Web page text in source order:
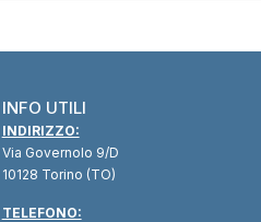
INFO UTILI
INDIRIZZO:
Via Governolo 9/D
10128 Torino (TO)
TELEFONO: